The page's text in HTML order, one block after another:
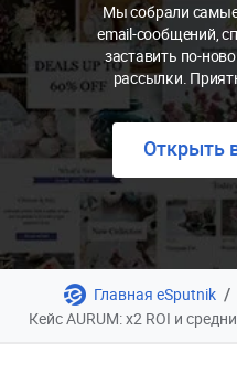
Мы собрали
email-сообщений,
заставить по-
рассылки.
Открыть
Главная eSputnik /
Кейс AURUM: x2 ROI и